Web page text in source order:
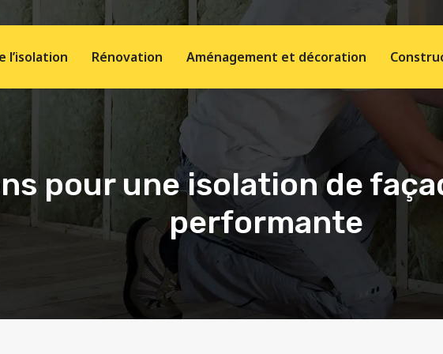
l’isolation Rénovation Aménagement et décoration
pour une isolation de
performante